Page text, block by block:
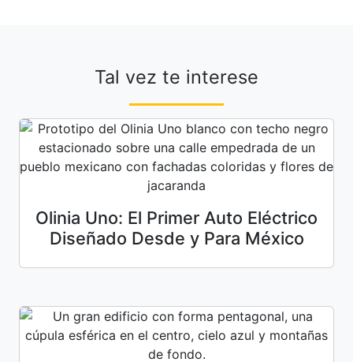
Tal vez te interese
Olinia Uno: El Primer Auto Eléctrico
Diseñado Desde y Para México